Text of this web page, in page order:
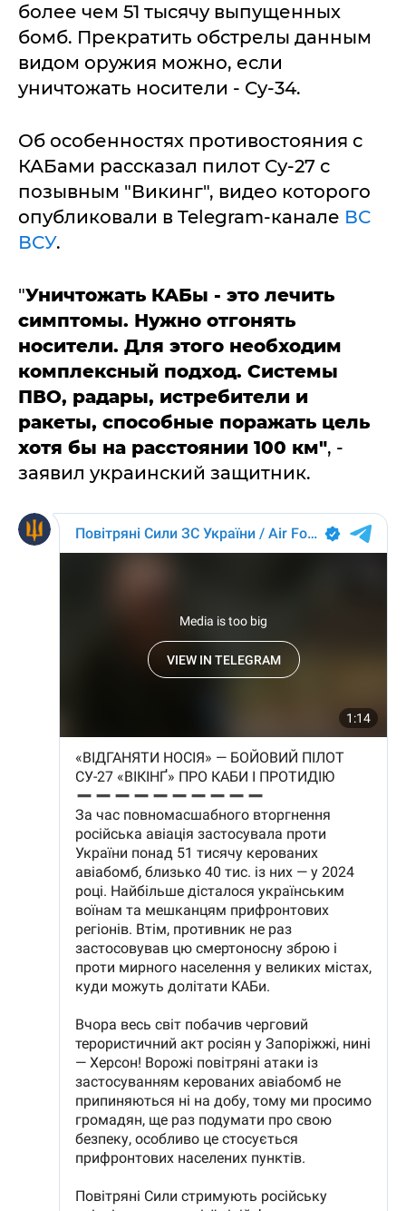
более чем 51 тысячу выпущенных
бомб. Прекратить обстрелы данным
видом оружия можно, если
уничтожать носители - Су-34.
Об особенностях противостояния с
КАБами рассказал пилот Су-27 с
позывным "Викинг", видео которого
опубликовали в Telegram-канале ВС
ВСУ.
"Уничтожать КАБы - это лечить
симптомы. Нужно отгонять
носители. Для этого необходим
комплексный подход. Системы
ПВО, радары, истребители и
ракеты, способные поражать цель
хотя бы на расстоянии 100 км", -
заявил украинский защитник.